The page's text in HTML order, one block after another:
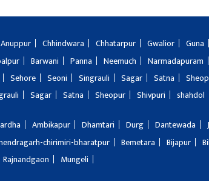
Anuppur Chhindwara Chhatarpur Gwalior Guna
Barwani Panna Neemuch Narmadapuram
Sehore Seoni Singrauli Sagar Satna
Sagar Satna Sheopur Shivpuri shahdol
Ambikapur Dhamtari Durg Dantewada
chirimiri-bharatpur Bemetara Bijapur
Rajnandgaon Mungeli